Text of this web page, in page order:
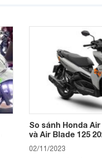
So sánh Honda
và Air Blade 125
02/11/2023